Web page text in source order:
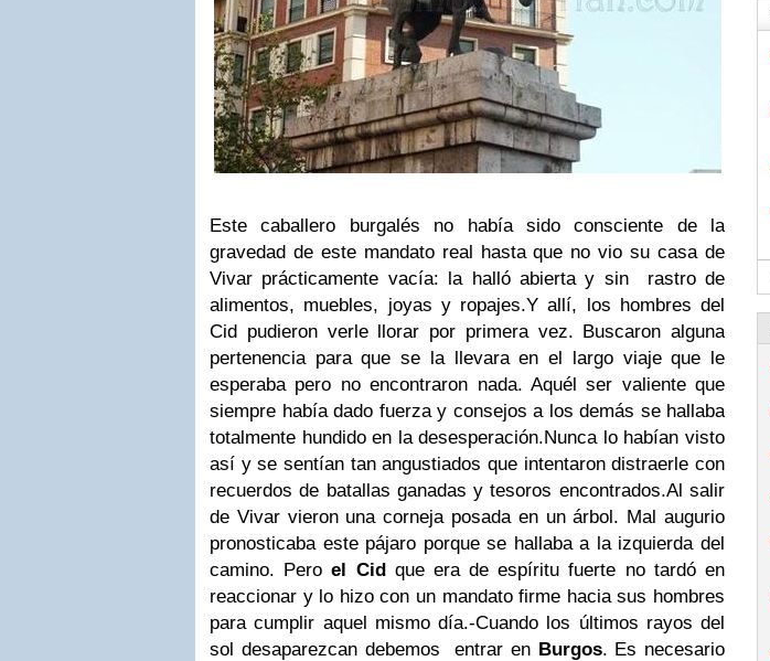
Este caballero burgalés no había sido consciente de la
gravedad de este mandato real hasta que no vio su casa de
Vivar prácticamente vacía: la halló abierta y sin rastro de
alimentos, muebles, joyas y ropajes.Y allí, los hombres del
Cid pudieron verle llorar por primera vez. Buscaron alguna
pertenencia para que se la llevara en el largo viaje que le
esperaba pero no encontraron nada. Aquél ser valiente que
siempre había dado fuerza y consejos a los demás se hallaba
totalmente hundido en la desesperación.Nunca lo habían visto
así y se sentían tan angustiados que intentaron distraerle con
recuerdos de batallas ganadas y tesoros encontrados.Al salir
de Vivar vieron una corneja posada en un árbol. Mal augurio
pronosticaba este pájaro porque se hallaba a la izquierda del
camino. Peroel Cidque era de espíritu fuerte no tardó en
reaccionar y lo hizo con un mandato firme hacia sus hombres
para cumplir aquel mismo día.-Cuando los últimos rayos del
sol desaparezcan debemos entrar en Burgos. Es necesario